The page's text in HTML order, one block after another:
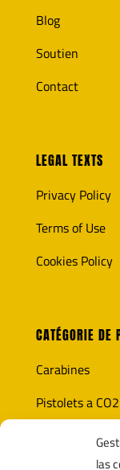
las
Blog
Soutien
Contact
LEGAL TEXTS
Privacy Policy
Terms of Use
Cookies Policy
CATÉGORIE DE
Carabines
Pistolets a CO2